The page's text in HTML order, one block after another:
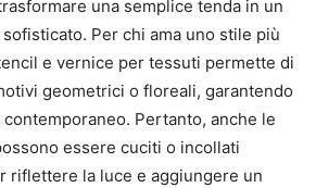
una semplice tenda in un
Per chi ama uno stile più
e vernice per tessuti permette di
geometrici o floreali, garantendo
Pertanto, anche le
essere cuciti o incollati
riflettere la luce e aggiungere un